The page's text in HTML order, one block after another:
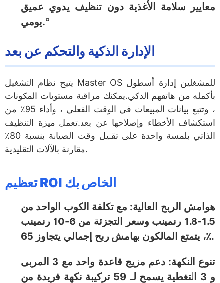
معايير سلامة الأغذية دون تنظيف يدوي عميق
يومي.°
الإدارة الذكية والتحكم عن بعد
يتيح نظام التشغيل Master OS للمشغلين إدارة أسطول
بأكمله من هاتفهم الذكي.يمكنك مراقبة مستويات المكونات
، وتتبع بيانات المبيعات في الوقت الفعلي ، وأداء 95٪ من
استكشاف الأخطاء وإصلاحها عن بعد.تعمل ميزة التنظيف
الذاتي بلمسة واحدة على تقليل وقت الصيانة بنسبة 80٪
مقارنة بالآلات التقليدية.
تعظيم ROI الخاص بك
هوامش الربح العالية: مع تكلفة الكوب الواحد من
1.5-1.8 رنمينب وسعر التجزئة من 6-10 رنمينب
، يتمتع المالكون بهامش ربح إجمالي يتجاوز 65٪.
تنوع النكهة: دعم مزيج قاعدة واحد مع 3 المربى
و 3 التغطية يسمح لـ 59 تركيبة نكهة فريدة من